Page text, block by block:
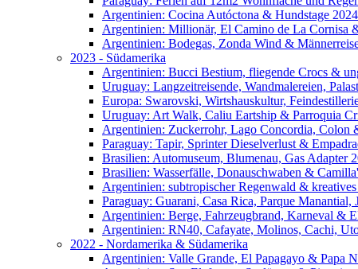
Argentinien: Cocina Autóctona & Hundstage
Argentinien: Millionär, El Camino de La Cornisa
Argentinien: Bodegas, Zonda Wind &
2023 - Südamerika
Argentinien: Bucci Bestium, fliegende Crocs &
Uruguay: Langzeitreisende, Wandmalereien,
Europa: Swarovski, Wirtshauskultur,
Uruguay: Art Walk, Caliu Eartship & Parroquia
Argentinien: Zuckerrohr, Lago Concordia, Colon
Paraguay: Tapir, Sprinter Dieselverlust &
Brasilien: Automuseum, Blumenau, Gas Adapter
Brasilien: Wasserfälle, Donauschwaben &
Argentinien: subtropischer Regenwald &
Paraguay: Guarani, Casa Rica, Parque Manantial,
Argentinien: Berge, Fahrzeugbrand, Karneval &
Argentinien: RN40, Cafayate, Molinos, Cachi,
2022 - Nordamerika & Südamerika
Argentinien: Valle Grande, El Papagayo & Papa